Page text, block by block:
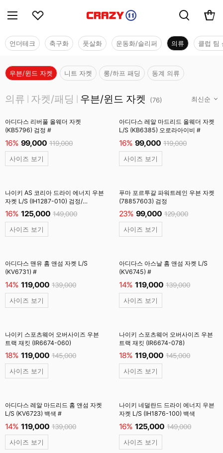
언더테크 축구화 풋살화 운동화/슬리퍼 의류 클럽 팀
우븐/윈드 자켓 니트 자켓 롱/하프 패딩 동계 의류
의류 자켓/패딩 우븐/윈드 자켓 (76)
아디다스 리버풀 올웨더 자켓
(KB5796) 검정 #
16% 99,000 119,000
사이즈 보기
아디다스 레알 마드리드 올웨더 자켓
L/S (KB6385) 오로라아이비 #
16% 99,000 119,000
사이즈 보기
나이키 AS 코리아 드라이 에너지 우븐
자켓 L/S (IH1287-010) 검정/
클럽골드 #
16% 125,000 149,000
사이즈 보기
푸마 포르투갈 파워트레인 우븐 자켓
(78857603) 검정
23% 99,000 129,000
사이즈 보기
아디다스 맨유 홈 앤섬 자켓 L/S
(KV6731) #
14% 119,000 139,000
사이즈 보기
아디다스 아스날 홈 앤섬 자켓 L/S
(KV6745) #
14% 119,000 139,000
사이즈 보기
나이키 스포츠웨어 오버사이즈 우븐
트랙 재킷 (IR6674-060)
18% 119,000 145,000
사이즈 보기
나이키 스포츠웨어 오버사이즈 우븐
트랙 재킷 (IR6674-078)
18% 119,000 145,000
사이즈 보기
아디다스 레알 마드리드 홈 앤섬 자켓
L/S (KV6723) 백색 #
14% 119,000 139,000
사이즈 보기
나이키 네덜란드 드라이 에너지 우븐
자켓 L/S (IH1876-100) 백색
16% 125,000 149,000
사이즈 보기